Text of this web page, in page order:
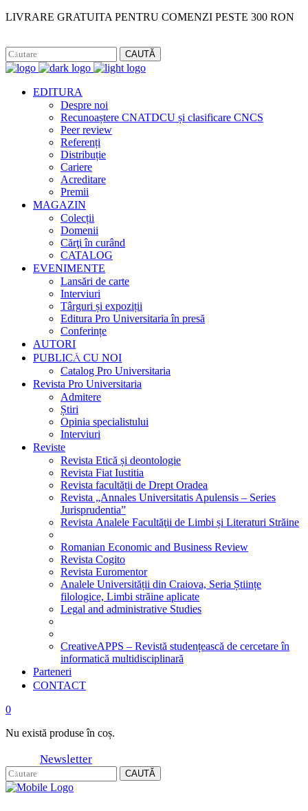
LIVRARE GRATUITA PENTRU COMENZI PESTE 300 RON
CAUTĂ
EDITURA
Despre noi
Recunoaștere CNATDCU și clasificare CNCS
Peer review
Referenți
Distribuție
Cariere
Acreditare
Premii
MAGAZIN
Colecții
Domenii
Cărţi în curând
CATALOG
EVENIMENTE
Lansări de carte
Interviuri
Târguri și expoziții
Editura Pro Universitaria în presă
Conferințe
AUTORI
PUBLICĂ CU NOI
Catalog Pro Universitaria
Revista Pro Universitaria
Admitere
Știri
Opinia specialistului
Interviuri
Reviste
Revista Etică și deontologie
Revista Fiat Iustitia
Revista facultății de Drept Oradea
Revista „Annales Universitatis Apulensis – Series
Jurisprudentia”
Revista Analele Facultăţii de Limbi și Literaturi Străine
Romanian Economic and Business Review
Revista Cogito
Revista Euromentor
Analele Universității din Craiova, Seria Științe
filologice, Limbi străine aplicate
Legal and administrative Studies
CreativeAPPS – Revistă studențească de cercetare în
informatică multidisciplinară
Parteneri
CONTACT
0
Nu există produse în coș.
Newsletter
CAUTĂ